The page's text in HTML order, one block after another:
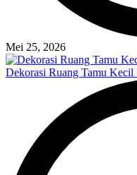
Mei 25, 2026
Dekorasi Ruang Tamu